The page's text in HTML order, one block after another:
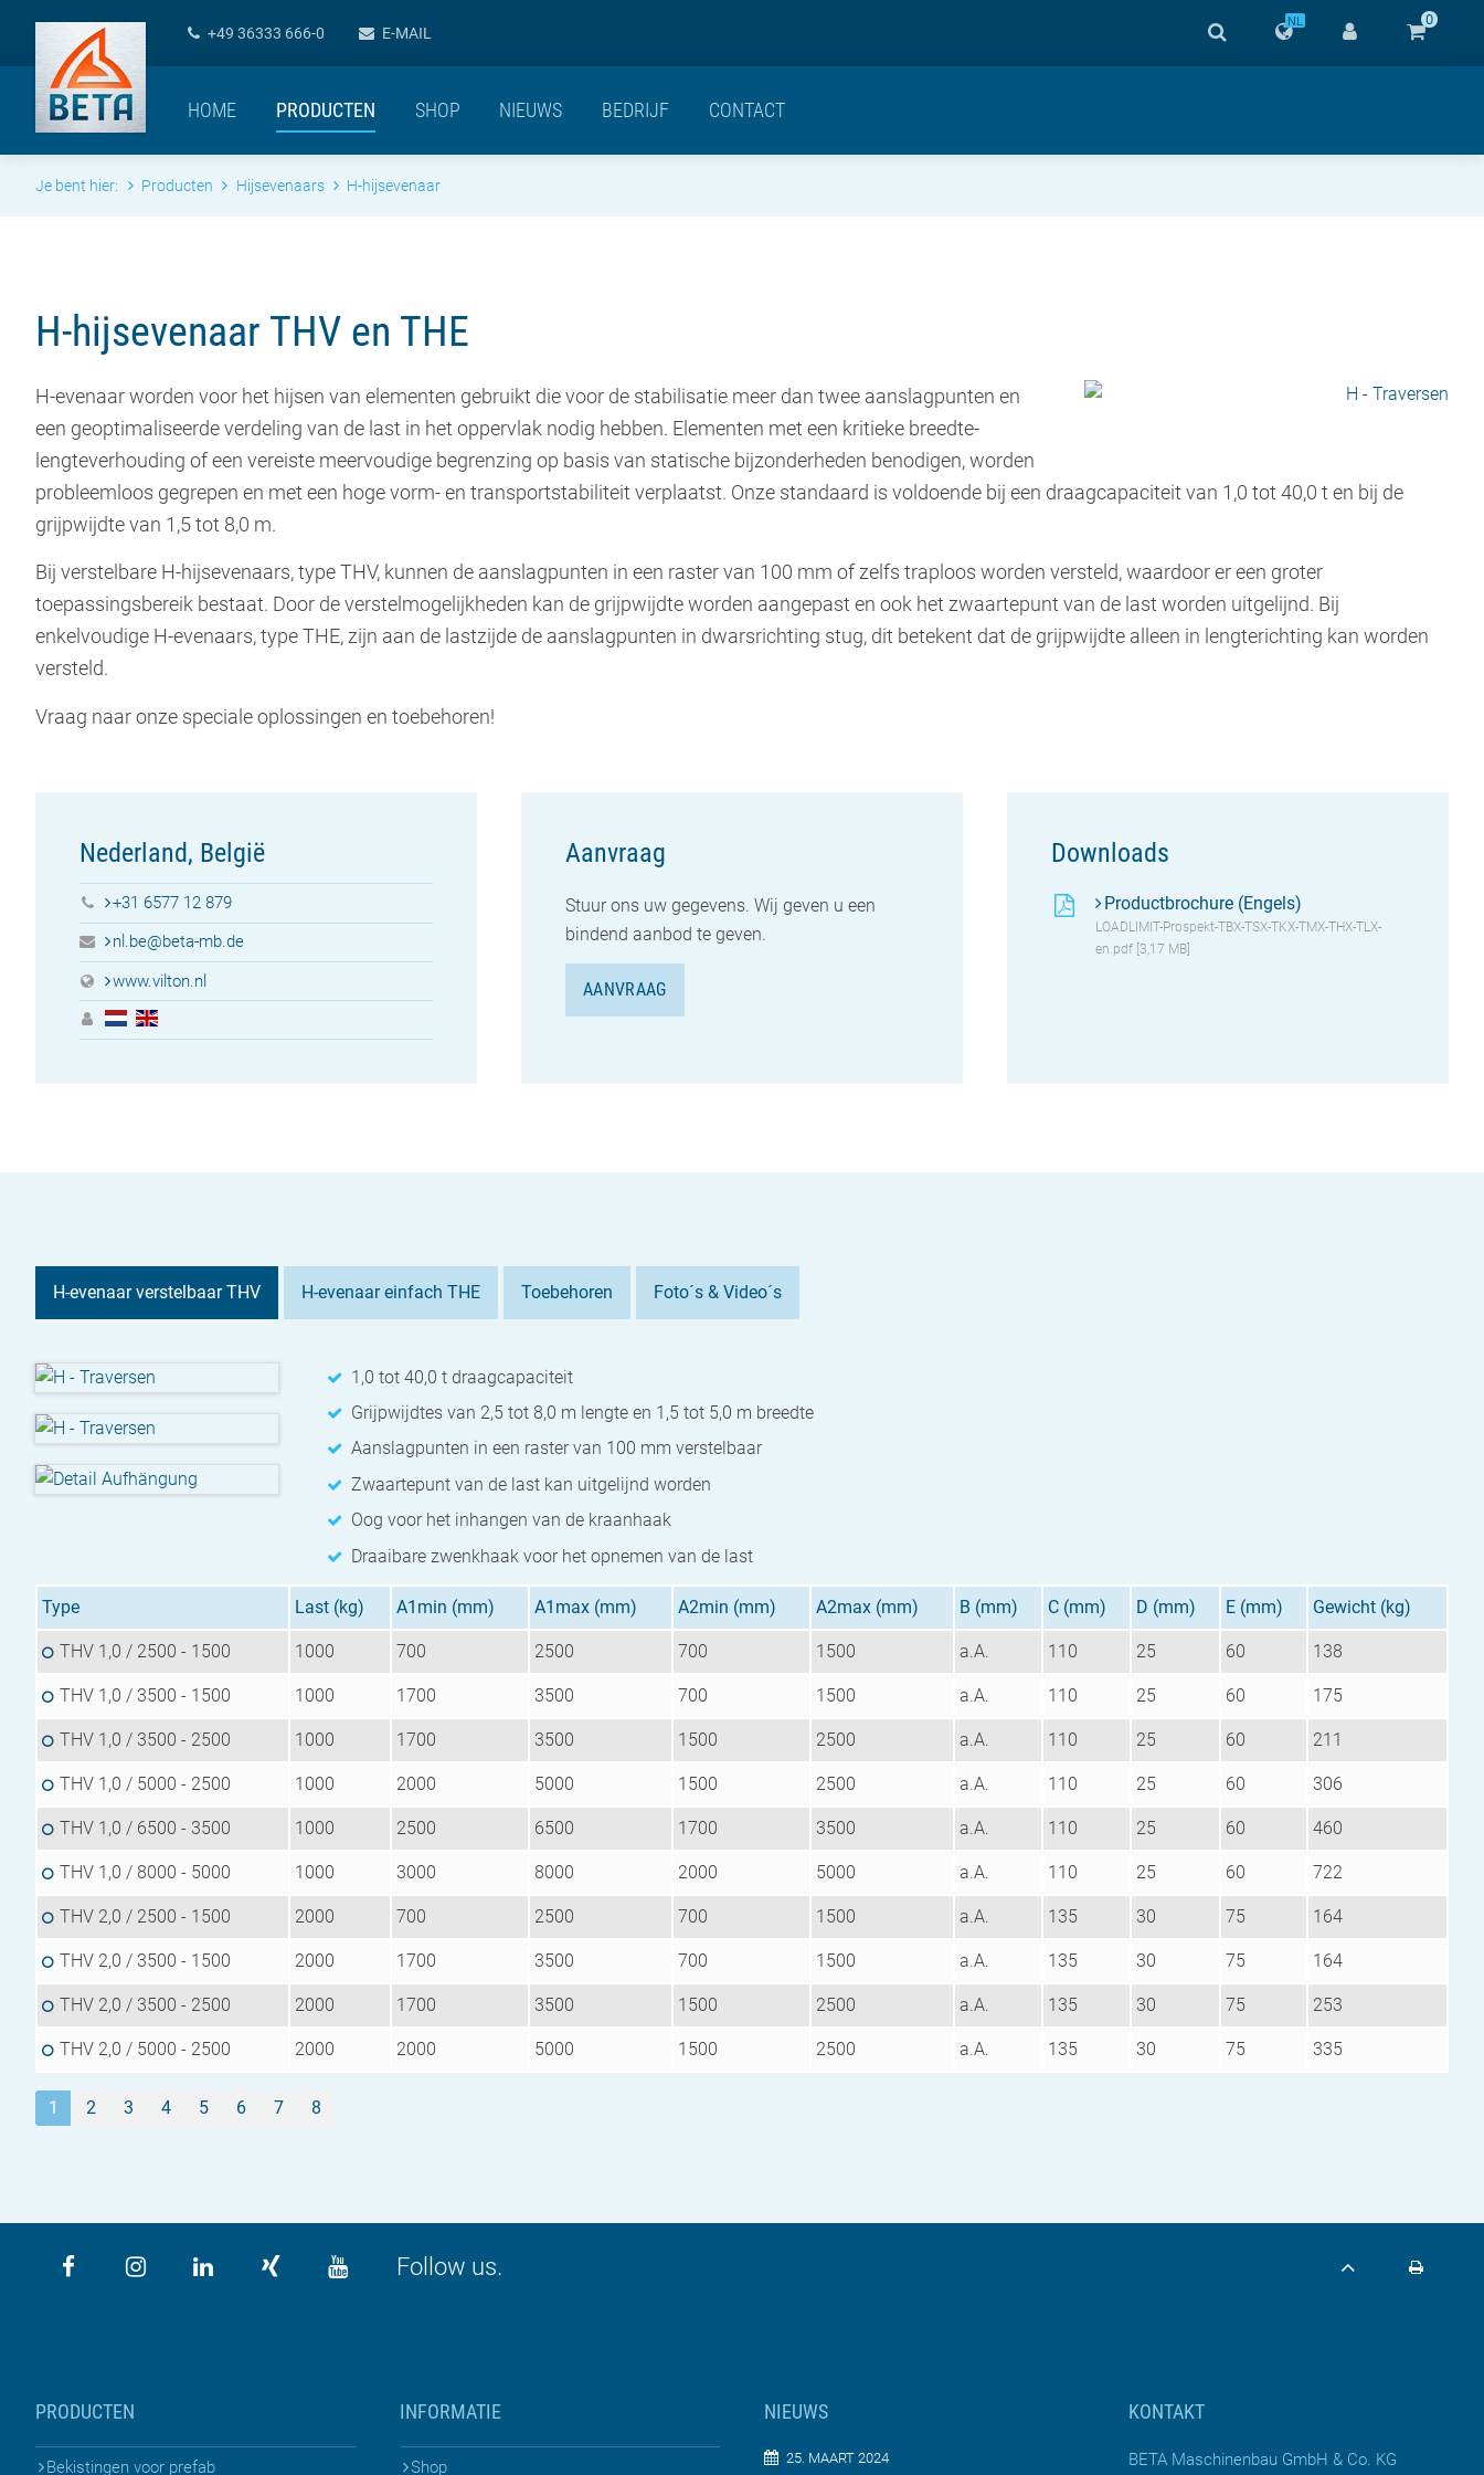
+49 36333 666-0 E-MAIL
0
NL
HOME PRODUCTEN SHOP NIEUWS BEDRIJF CONTACT
Je bent hier: Producten Hijsevenaars H-hijsevenaar
H-hijsevenaar THV en THE
H-evenaar worden voor het hijsen van elementen gebruikt die voor de stabilisatie meer dan twee aanslagpunten en
een geoptimaliseerde verdeling van de last in het oppervlak nodig hebben. Elementen met een kritieke breedte-
lengteverhouding of een vereiste meervoudige begrenzing op basis van statische bijzonderheden benodigen, worden
probleemloos gegrepen en met een hoge vorm- en transportstabiliteit verplaatst. Onze standaard is voldoende bij een draagcapaciteit van 1,0 tot 40,0 t en bij de
grijpwijdte van 1,5 tot 8,0 m.
Bij verstelbare H-hijsevenaars, type THV, kunnen de aanslagpunten in een raster van 100 mm of zelfs traploos worden versteld, waardoor er een groter
toepassingsbereik bestaat. Door de verstelmogelijkheden kan de grijpwijdte worden aangepast en ook het zwaartepunt van de last worden uitgelijnd. Bij
enkelvoudige H-evenaars, type THE, zijn aan de lastzijde de aanslagpunten in dwarsrichting stug, dit betekent dat de grijpwijdte alleen in lengterichting kan worden
versteld.
Vraag naar onze speciale oplossingen en toebehoren!
Nederland, België
+31 6577 12 879
nl.be@beta-mb.de
www.vilton.nl
Aanvraag
Stuur ons uw gegevens. Wij geven u een
bindend aanbod te geven.
AANVRAAG
Downloads
Productbrochure (Engels)
LOADLIMIT-Prospekt-TBX-TSX-TKX-TMX-THX-TLX-
en.pdf [3,17 MB]
H-evenaar verstelbaar THV H-evenaar einfach THE Toebehoren Foto´s & Video´s
1,0 tot 40,0 t draagcapaciteit
Grijpwijdtes van 2,5 tot 8,0 m lengte en 1,5 tot 5,0 m breedte
Aanslagpunten in een raster van 100 mm verstelbaar
Zwaartepunt van de last kan uitgelijnd worden
Oog voor het inhangen van de kraanhaak
Draaibare zwenkhaak voor het opnemen van de last
Type Last (kg) A1min (mm) A1max (mm) A2min (mm) A2max (mm) B (mm) C (mm) D (mm) E (mm) Gewicht (kg)
THV 1,0 / 2500 - 1500 1000 700 2500 700 1500 a.A. 110 25 60 138
THV 1,0 / 3500 - 1500 1000 1700 3500 700 1500 a.A. 110 25 60 175
THV 1,0 / 3500 - 2500 1000 1700 3500 1500 2500 a.A. 110 25 60 211
THV 1,0 / 5000 - 2500 1000 2000 5000 1500 2500 a.A. 110 25 60 306
THV 1,0 / 6500 - 3500 1000 2500 6500 1700 3500 a.A. 110 25 60 460
THV 1,0 / 8000 - 5000 1000 3000 8000 2000 5000 a.A. 110 25 60 722
THV 2,0 / 2500 - 1500 2000 700 2500 700 1500 a.A. 135 30 75 164
THV 2,0 / 3500 - 1500 2000 1700 3500 700 1500 a.A. 135 30 75 164
THV 2,0 / 3500 - 2500 2000 1700 3500 1500 2500 a.A. 135 30 75 253
THV 2,0 / 5000 - 2500 2000 2000 5000 1500 2500 a.A. 135 30 75 335
1 2 3 4 5 6 7 8
Follow us.
PRODUCTEN
Bekistingen voor prefab
INFORMATIE
Shop
NIEUWS
25. MAART 2024
KONTAKT
BETA Maschinenbau GmbH & Co. KG